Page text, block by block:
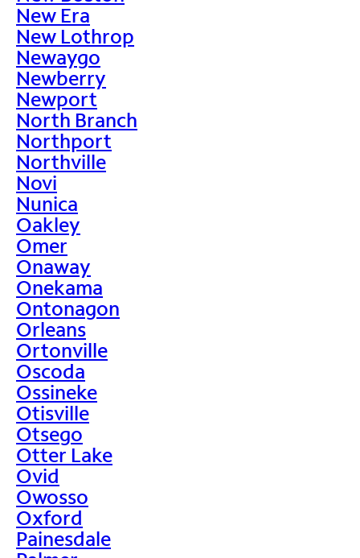
New Era
New Lothrop
Newaygo
Newberry
Newport
North Branch
Northport
Northville
Novi
Nunica
Oakley
Omer
Onaway
Onekama
Ontonagon
Orleans
Ortonville
Oscoda
Ossineke
Otisville
Otsego
Otter Lake
Ovid
Owosso
Oxford
Painesdale